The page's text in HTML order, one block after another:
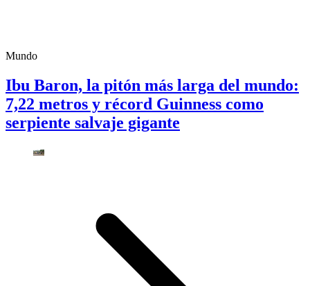
Mundo
Ibu Baron, la pitón más larga del mundo:
7,22 metros y récord Guinness como
serpiente salvaje gigante